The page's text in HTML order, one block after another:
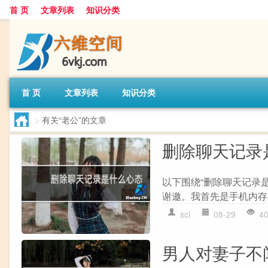
首 页 文章列表 知识分类
首 页 文章列表 知识分类
> 有关“老公”的文章
删除聊天记
以下围绕“删除聊天记录
谢邀。我首先是手机内
scl 08-29
男人对妻子